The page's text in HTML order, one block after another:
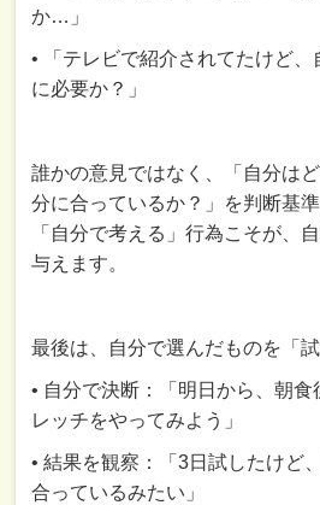
か…」
• 「テレビで紹介されてたけど
に必要か？」
誰かの意見ではなく、「自分は
分に合っているか？」を判断基
「自分で考える」行為こそが、
与えます。
最後は、自分で選んだものを「試
• 自分で決断：「明日から、朝
レッチをやってみよう」
• 結果を観察：「3日試したけど
合っているみたい」